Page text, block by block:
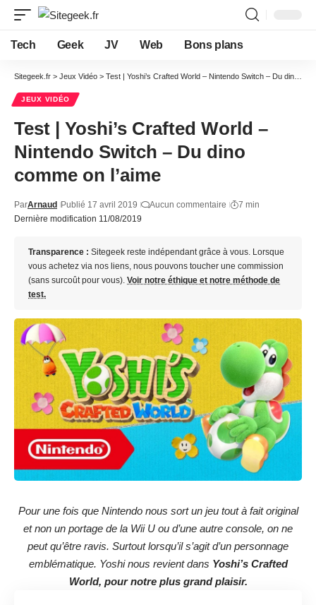
Tech Geek JV Web Bons plans
Sitegeek.fr > Jeux Vidéo > Test | Yoshi’s Crafted World – Nintendo Switch – Du dino comme on l’aime
JEUX VIDÉO
Test | Yoshi’s Crafted World –
Nintendo Switch – Du dino
comme on l’aime
Dernière modification 11/08/2019
ParArnaud Publié 17 avril 2019 Aucun commentaire 7 min
Transparence : Sitegeek reste indépendant grâce à vous. Lorsque
vous achetez via nos liens, nous pouvons toucher une commission
(sans surcoût pour vous). Voir notre éthique et notre méthode de
test.
Pour une fois que Nintendo nous sort un jeu tout à fait original
et non un portage de la Wii U ou d’une autre console, on ne
peut qu’être ravis. Surtout lorsqu’il s’agit d’un personnage
emblématique. Yoshi nous revient dans Yoshi’s Crafted
World, pour notre plus grand plaisir.